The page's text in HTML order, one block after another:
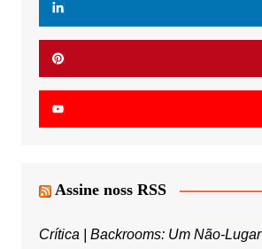
Assine noss RSS
Crítica | Backrooms: Um Não-Lugar